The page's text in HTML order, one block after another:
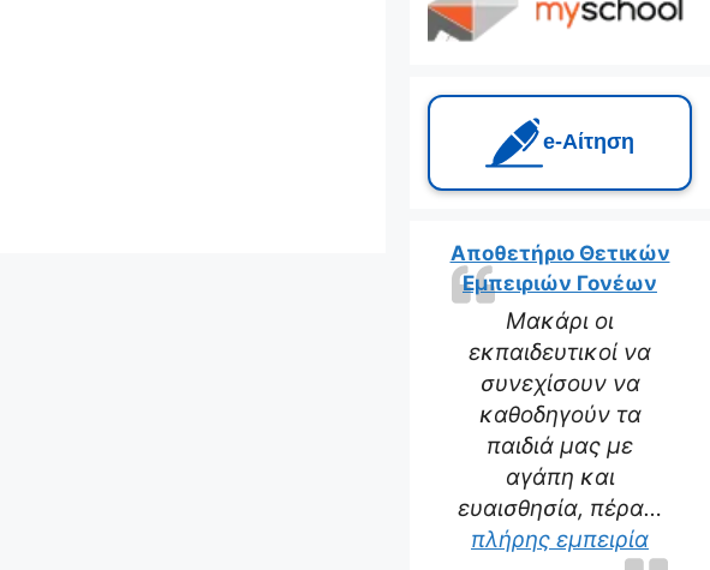
e‑Αίτηση
Μακάρι οι
εκπαιδευτικοί να
συνεχίσουν να
καθοδηγούν τα
παιδιά μας με
αγάπη και
ευαισθησία, πέρα…
πλήρης εμπειρία“Η
Αποθετήριο Θετικών
Εμπειριών Γονέων